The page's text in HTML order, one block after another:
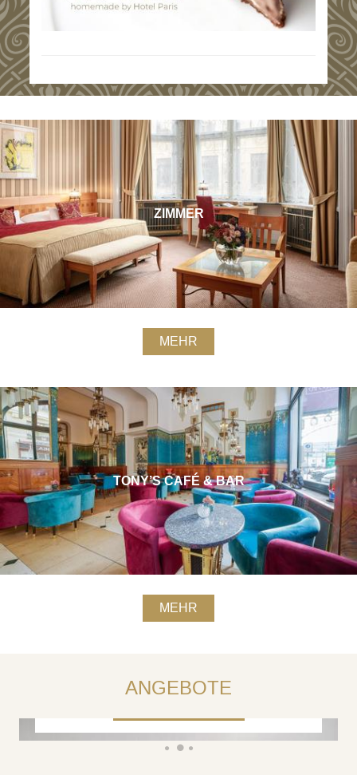
ZIMMER
MEHR
TONY’S CAFÉ & BAR
MEHR
ANGEBOTE
- NICHT RÜCKERSTATTET